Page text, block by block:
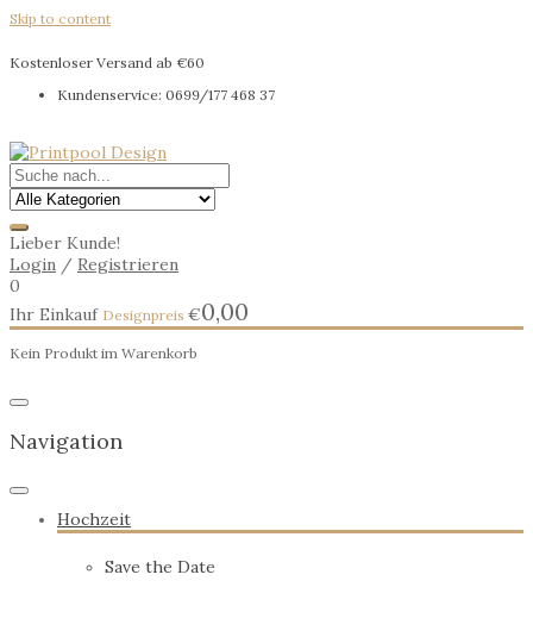
Skip to content
Kostenloser Versand ab €60
Kundenservice: 0699/177 468 37
Lieber Kunde!
Login / Registrieren
0
Ihr Einkauf
€0,00
Kein Produkt im Warenkorb
Navigation
Hochzeit
Save the Date